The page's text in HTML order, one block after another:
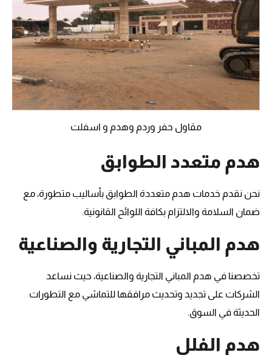
مقاول حفر وردم وهدم و اسفلت
هدم متعدد الطوابق
نحن نقدم خدمات هدم متعددة الطوابق بأساليب متطورة، مع
ضمان السلامة والالتزام بكافة اللوائح القانونية.
هدم المباني التجارية والصناعية
تخصصنا في هدم المباني التجارية والصناعية، حيث نساعد
الشركات على تجديد وتحديث مرافقها للتماشي مع التطورات
الحديثة في السوق.
هدم الفلل